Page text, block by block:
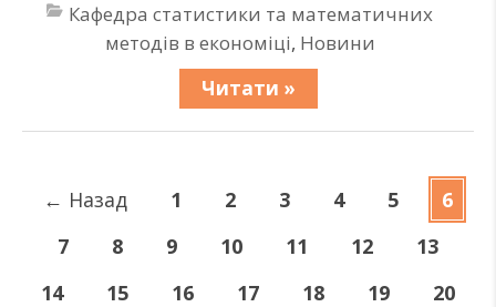
Кафедра статистики та математичних
методів в економіці, Новини
Читати »
← Назад 1 2 3 4 5
6
7
8 9 10 11 12
13
14
15 16 17 18 19
20